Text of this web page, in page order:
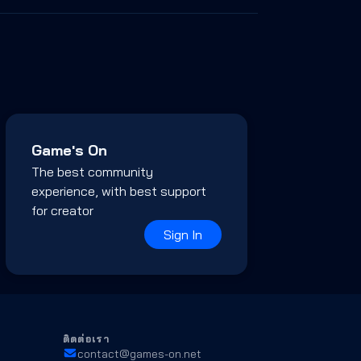
Game's On
The best community
experience, with best support
for creator
Sign In
ติดต่อเรา
contact@games-on.net